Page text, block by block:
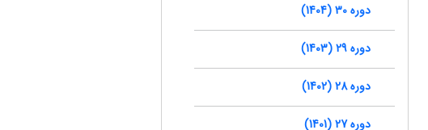
دوره 30 (1404)
دوره 29 (1403)
دوره 28 (1402)
دوره 27 (1401)